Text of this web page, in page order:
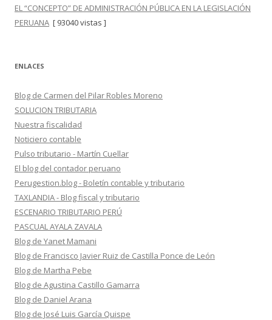
EL “CONCEPTO” DE ADMINISTRACIÓN PÚBLICA EN LA LEGISLACIÓN
PERUANA [ 93040 vistas ]
ENLACES
Blog de Carmen del Pilar Robles Moreno
SOLUCION TRIBUTARIA
Nuestra fiscalidad
Noticiero contable
Pulso tributario - Martín Cuellar
El blog del contador peruano
Perugestion.blog - Boletín contable y tributario
TAXLANDIA - Blog fiscal y tributario
ESCENARIO TRIBUTARIO PERÚ
PASCUAL AYALA ZAVALA
Blog de Yanet Mamani
Blog de Francisco Javier Ruiz de Castilla Ponce de León
Blog de Martha Pebe
Blog de Agustina Castillo Gamarra
Blog de Daniel Arana
Blog de José Luis García Quispe